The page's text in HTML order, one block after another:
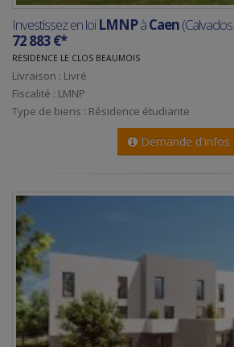
Investissez en loiLMNPàCaen
72 883 €*
RESIDENCE LE CLOS BEAUMOIS
Livraison : Livré
Fiscalité : LMNP
Type de biens : Résidence étudiante
Demande d'infos